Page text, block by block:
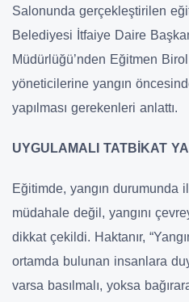
Salonunda gerçekleştirilen
Belediyesi İtfaiye Daire
Müdürlüğü’nden Eğitmen
yöneticilerine yangın
yapılması gerekenleri anlattı.
UYGULAMALI TATBİKAT
Eğitimde, yangın durumunda
müdahale değil, yangını
dikkat çekildi. Haktanır,
ortamda bulunan insanlara
varsa basılmalı, yoksa